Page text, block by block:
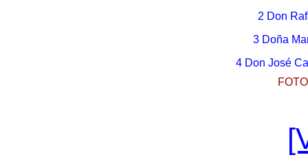
2 Don
3 Doña
4 Don José